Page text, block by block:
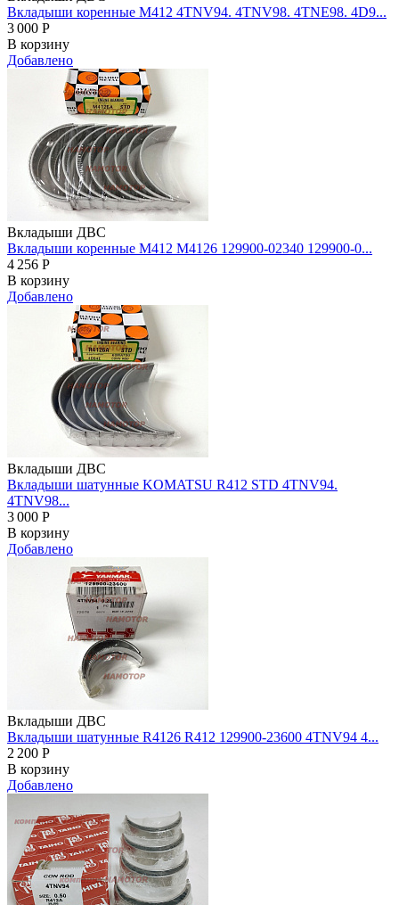
Вкладыши коренные M412 4TNV94. 4TNV98. 4TNE98. 4D9...
3 000 Р
В корзину
Добавлено
Вкладыши ДВС
Вкладыши коренные M412 M4126 129900-02340 129900-0...
4 256 Р
В корзину
Добавлено
Вкладыши ДВС
Вкладыши шатунные KOMATSU R412 STD 4TNV94.
4TNV98...
3 000 Р
В корзину
Добавлено
Вкладыши ДВС
Вкладыши шатунные R4126 R412 129900-23600 4TNV94 4...
2 200 Р
В корзину
Добавлено